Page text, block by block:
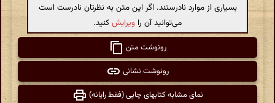
بسیاری از موارد نادرستند. اگر این متن به نظرتان نادرست است
می‌توانید آن را ویرایشکنید.
رونوشت متن
رونوشت نشانی
نمای مشابه کتابهای چاپی (فقط رایانه)